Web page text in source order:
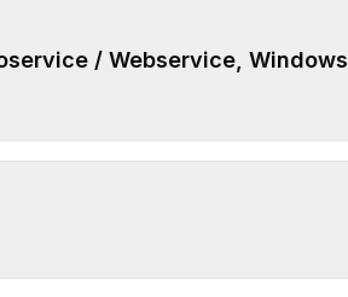
/ Webservice, Windows